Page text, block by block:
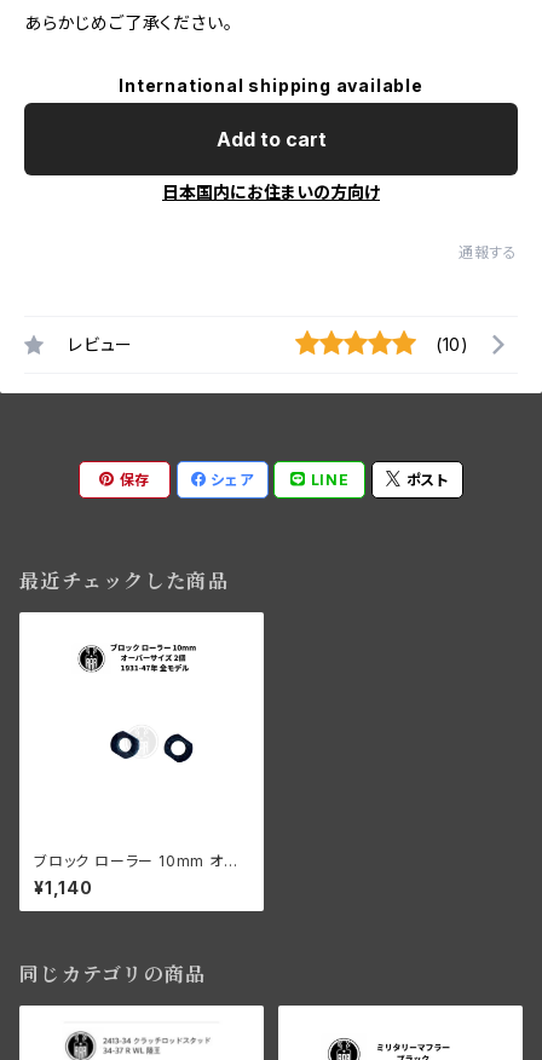
あらかじめご了承ください。
International shipping available
Add to cart
日本国内にお住まいの方向け
通報する
レビュー (10)
保存 シェア LINE ポスト
最近チェックした商品
ブロック ローラー 10mm オー
バーサイズ 2個 ハンドル ハーレ
ーダビッドソン 1931-47年 全
モデル
¥1,140
同じカテゴリの商品